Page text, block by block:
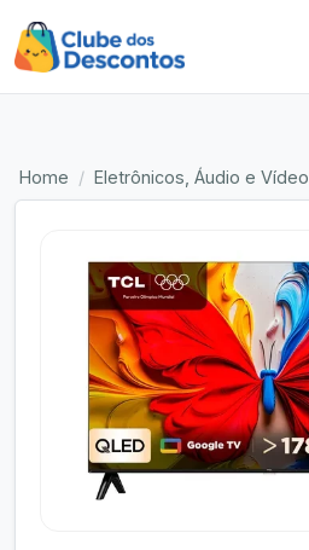
Home Eletrônicos, Áudio e Vídeo